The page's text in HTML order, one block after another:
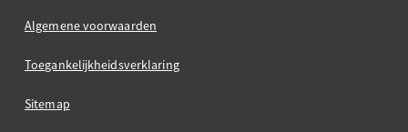
Algemene voorwaarden
Toegankelijkheidsverklaring
Sitemap